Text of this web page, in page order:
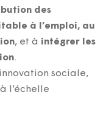
des
à l’emploi, au
, et à intégrer les
.
sociale,
l’échelle